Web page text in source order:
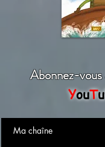
Abonnez-vous
YouT
Ma chaîne